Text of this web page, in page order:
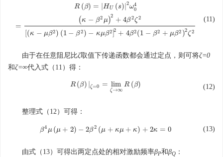
R (β) = |HU (s) |2ω4
0
=
(κ − β2 μ)2 + 4β2ζ2
[(κ − μβ2) (1 − β2) − κμβ2]2 + 4β2(1 − β2 + μβ2 )2ζ2
β2 μ)2 +4 β2ζ2[ (κ−μβ2)
(11)
由于在任意阻尼比ζ取值下传递函数都会通过定点，则可将ζ=0
和ζ=∞代入式（11）得：
R (β) ζ=0 = lim
ζ→∞
R (β)
R ( β)| =0= lim ζ→∞R (β) (12)
整理式（12）可得：
β4 μ (μ + 2) − 2β2 (μ + κμ + κ) + 2κ = 0
β4 μ(μ+2)−2β2( μ+ κμ+ κ) +2κ =0 (13)
由式（13）可得出两定点处的相对激励频率βP和βQ ：